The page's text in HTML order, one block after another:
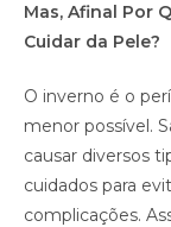
Mas, Afinal Por
Cuidar da Pele?
O inverno é o
menor possível.
causar diversos
cuidados para
complicações.